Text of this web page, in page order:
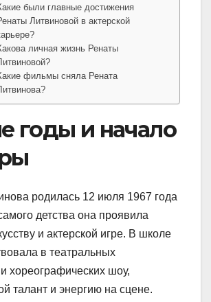
были главные достижения
Литвиновой в актерской
личная жизнь Ренаты
фильмы сняла Рената
годы и начало
родилась 12 июля 1967 года
детства она проявила
и актерской игре. В школе
в театральных
хореографических шоу,
талант и энергию на сцене.